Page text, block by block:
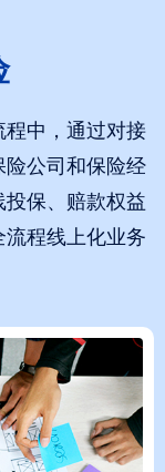
中，通过对接
险公司和保险经
保、赔款权益
程线上化业务